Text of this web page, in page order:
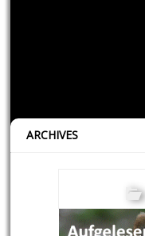
ARCHIVES